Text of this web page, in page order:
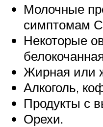
Молочные
симптомам
Некоторые
Жирная или
Алкоголь,
Продукты с
Орехи.